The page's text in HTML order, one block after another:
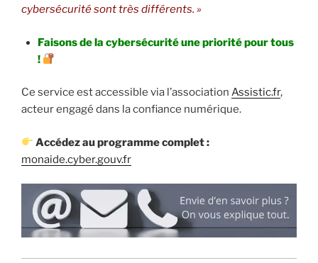
cybersécurité sont très différents. »
Faisons de la cybersécurité une priorité pour tous
!
Ce service est accessible via l’association Assistic.fr,
acteur engagé dans la confiance numérique.
Accédez au programme complet :
monaide.cyber.gouv.fr